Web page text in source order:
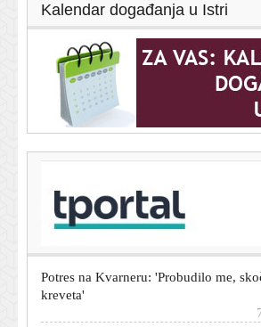
Kalendar događanja u Istri
Bivši meksički guverner uhićen zbog
nestanak 43 studenata
kreveta'